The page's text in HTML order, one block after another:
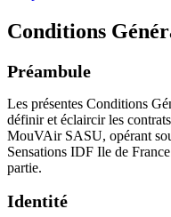
Conditions
Préambule
Les présentes Conditions
définir et éclaircir les
MouVAir SASU, opérant
Sensations IDF Ile de
partie.
Identité